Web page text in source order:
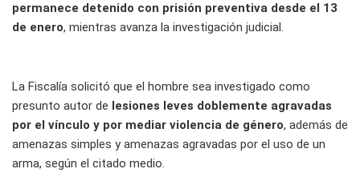
permanece detenido con prisión preventiva desde el 13
de enero, mientras avanza la investigación judicial.
La Fiscalía solicitó que el hombre sea investigado como
presunto autor de lesiones leves doblemente agravadas
por el vínculo y por mediar violencia de género, además de
amenazas simples y amenazas agravadas por el uso de un
arma, según el citado medio.